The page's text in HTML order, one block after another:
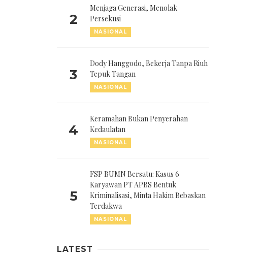
2
Menjaga Generasi, Menolak
Persekusi
NASIONAL
3
Dody Hanggodo, Bekerja Tanpa Riuh
Tepuk Tangan
NASIONAL
4
Keramahan Bukan Penyerahan
Kedaulatan
NASIONAL
5
FSP BUMN Bersatu: Kasus 6
Karyawan PT APBS Bentuk
Kriminalisasi, Minta Hakim Bebaskan
Terdakwa
NASIONAL
LATEST